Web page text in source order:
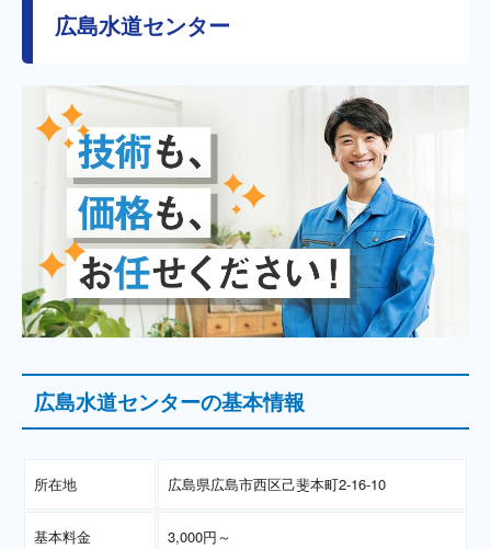
広島水道センター
広島水道センターの基本情報
所在地 広島県広島市西区己斐本町2-16-10
基本料金 3,000円～